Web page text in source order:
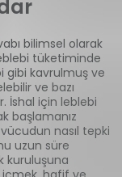
bilimsel olarak
tüketiminde
gibi kavrulmuş ve
ve bazı
İshal için leblebi
başlamanız
nasıl tepki
uzun süre
kuruluşuna